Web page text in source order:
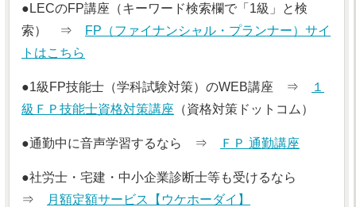
●LECのFP講座（キーワード検索欄で「1級」と検
索） ⇒
FP（ファイナンシャル・プランナー）サイ
トはこちら
●1級FP技能士（学科試験対策）のWEB講座 ⇒
１
級ＦＰ技能士資格対策講座 （資格対策ドットコム）
●通勤中に音声学習するなら ⇒ ＦＰ 通勤講座
●社労士・宅建・中小企業診断士等も受けるなら
⇒
月額定額サービス【ウケホーダイ】